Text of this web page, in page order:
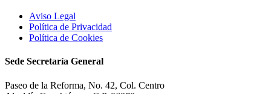
Aviso Legal
Política de Privacidad
Política de Cookies
Sede Secretaría General
Paseo de la Reforma, No. 42, Col. Centro